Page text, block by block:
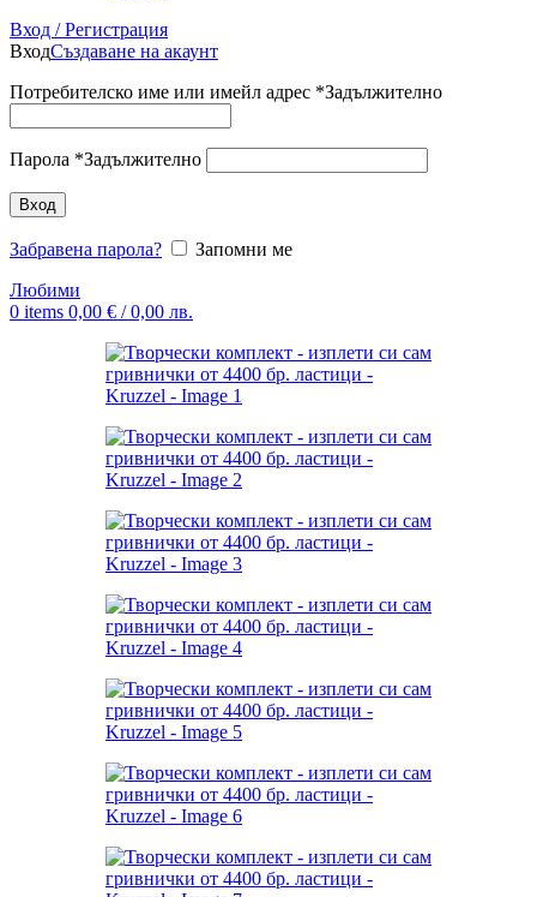
Вход / Регистрация
ВходСъздаване на акаунт
Потребителско име или имейл адрес *Задължително
Парола *Задължително
Вход
Забравена парола?
Запомни ме
Любими
0 items 0,00 € / 0,00 лв.